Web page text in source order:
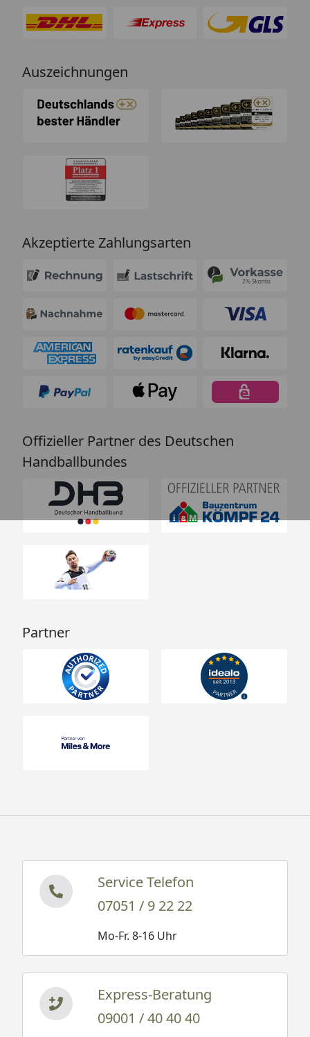
Auszeichnungen
Akzeptierte Zahlungsarten
Offizieller Partner des Deutschen
Handballbundes
Partner
Service Telefon
07051 / 9 22 22
Mo-Fr. 8-16 Uhr
Express-Beratung
09001 / 40 40 40